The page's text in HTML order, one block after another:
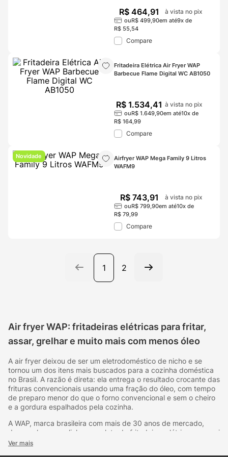
R$ 464,91 à vista no pix
ouR$ 499 90em até9x de
R$ 55 54
Compare
Fritadeira Elétrica Air Fryer WAP
Barbecue Flame Digital WC AB1050
R$ 1.534,41 à vista no pix
ouR$ 1.649 90em até10x de
R$ 164 99
Compare
Novidade
Airfryer WAP Mega Family 9 Litros
WAFM9
R$ 743,91 à vista no pix
ouR$ 799 90em até10x de
R$ 79 99
Compare
1 2
Air fryer WAP: fritadeiras elétricas para fritar,
assar, grelhar e muito mais com menos óleo
A air fryer deixou de ser um eletrodoméstico de nicho e se
tornou um dos itens mais buscados para a cozinha doméstica
no Brasil. A razão é direta: ela entrega o resultado crocante das
frituras convencionais usando uma fração do óleo, com tempo
de preparo menor do que o forno convencional e sem o cheiro
e a gordura espalhados pela cozinha.
A WAP, marca brasileira com mais de 30 anos de mercado,
desenvolveu uma linha completa de fritadeiras elétricas que vai
da air fryer compacta para uso individual até modelos de
Ver mais